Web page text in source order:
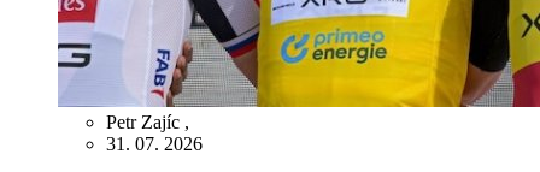
Petr Zajíc ,
31. 07. 2026